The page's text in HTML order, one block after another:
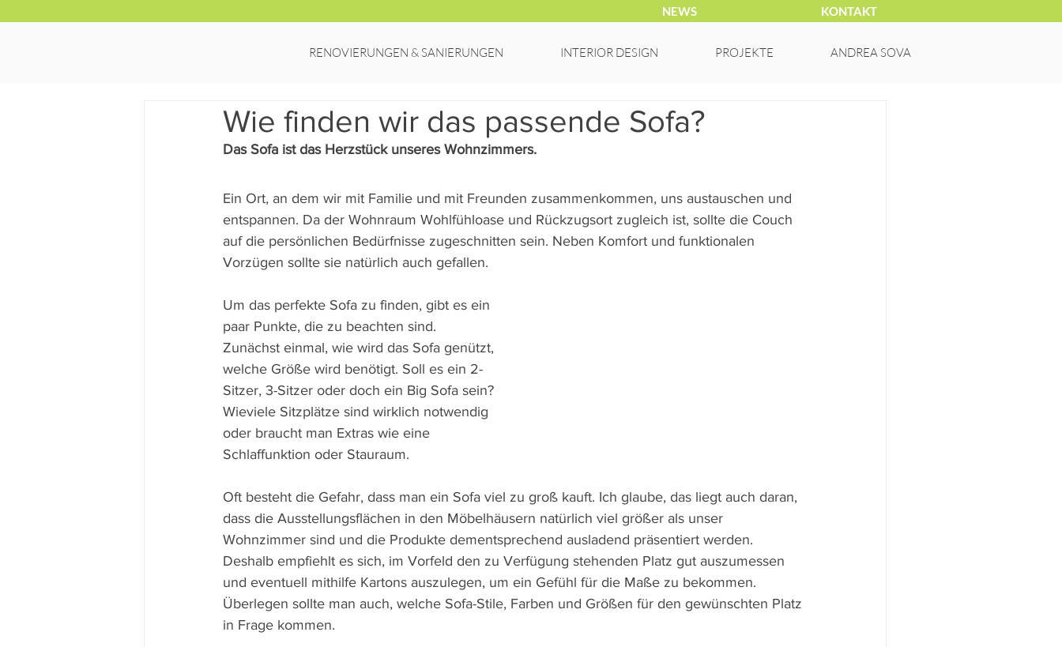
NEWS KONTAKT
RENOVIERUNGEN & SANIERUNGEN INTERIOR DESIGN PROJEKTE ANDREA SOVA
Wie finden wir das passende Sofa?
Das Sofa ist das Herzstück unseres Wohnzimmers.
Ein Ort, an dem wir mit Familie und mit Freunden zusammenkommen, uns austauschen und
entspannen. Da der Wohnraum Wohlfühloase und Rückzugsort zugleich ist, sollte die Couch
auf die persönlichen Bedürfnisse zugeschnitten sein. Neben Komfort und funktionalen
Vorzügen sollte sie natürlich auch gefallen.
Um das perfekte Sofa zu finden, gibt es ein
paar Punkte, die zu beachten sind.
Zunächst einmal, wie wird das Sofa genützt,
welche Größe wird benötigt. Soll es ein 2-
Sitzer, 3-Sitzer oder doch ein Big Sofa sein?
Wieviele Sitzplätze sind wirklich notwendig
oder braucht man Extras wie eine
Schlaffunktion oder Stauraum.
Oft besteht die Gefahr, dass man ein Sofa viel zu groß kauft. Ich glaube, das liegt auch daran,
dass die Ausstellungsflächen in den Möbelhäusern natürlich viel größer als unser
Wohnzimmer sind und die Produkte dementsprechend ausladend präsentiert werden.
Deshalb empfiehlt es sich, im Vorfeld den zu Verfügung stehenden Platz gut auszumessen
und eventuell mithilfe Kartons auszulegen, um ein Gefühl für die Maße zu bekommen.
Überlegen sollte man auch, welche Sofa-Stile, Farben und Größen für den gewünschten Platz
in Frage kommen.